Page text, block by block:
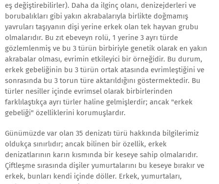
eş değiştirebilirler). Daha da ilginç olanı, denizejderleri ve
borubalıkları gibi yakın akrabalarıyla birlikte doğmamış
yavruları taşıyanın dişi yerine erkek olan tek hayvan grubu
olmalarıdır. Bu zıt ebeveyn rolü, 1 yerine 3 ayrı türde
gözlemlenmiş ve bu 3 türün birbiriyle genetik olarak en yakın
akrabalar olması, evrimin etkileyici bir örneğidir. Bu durum,
erkek gebeliğinin bu 3 türün ortak atasında evrimleştiğini ve
sonrasında bu 3 torun türe aktarıldığını göstermektedir. Bu
türler nesiller içinde evrimsel olarak birbirlerinden
farklılaştıkça ayrı türler haline gelmişlerdir; ancak "erkek
gebeliği" özelliklerini korumuşlardır.
Günümüzde var olan 35 denizatı türü hakkında bilgilerimiz
oldukça sınırlıdır; ancak bilinen bir özellik, erkek
denizatlarının karın kısmında bir keseye sahip olmalarıdır.
Çiftleşme sırasında dişiler yumurtalarını bu keseye bırakır ve
erkek, bunları kendi içinde döller. Erkek, yumurtaları,